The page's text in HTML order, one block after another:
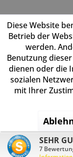
Diese Website
Betrieb der
werden.
Benutzung
dienen oder die
sozialen
mit Ihrer
SEHR
7